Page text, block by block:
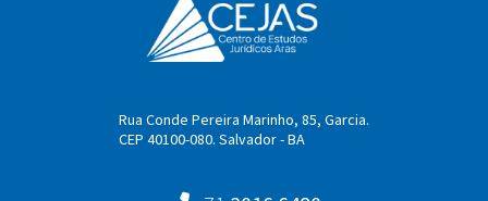
Rua Conde Pereira Marinho, 85, Garcia.
CEP 40100-080. Salvador - BA